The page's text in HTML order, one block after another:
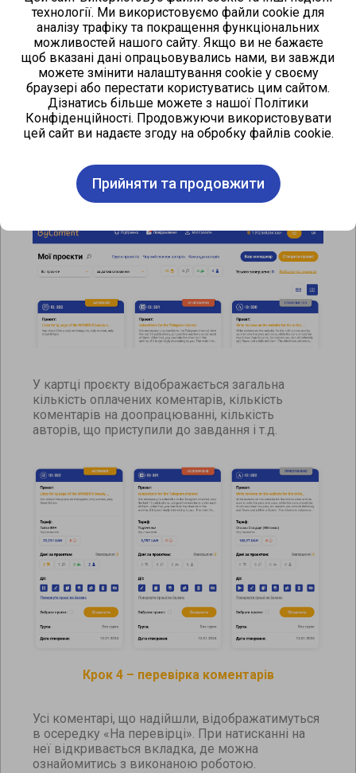
Оплата можлива за умови, що на балансі
достатньо коштів. Поповнити баланс можна
через розділ «Фінанси».
Крок 3 – управління проєктами
Розділ «Мої проєкти» дозволяє стежити за
процесом виконання кожного завдання,
видаляти їх. Для зручності кожен статус проєкту
має власний колірний індикатор.
У картці проєкту відображається загальна
кількість оплачених коментарів, кількість
коментарів на доопрацюванні, кількість
авторів, що приступили до завдання і т.д.
Крок 4 – перевірка коментарів
Усі коментарі, що надійшли, відображатимуться
в осередку «На перевірці». При натисканні на
неї відкривається вкладка, де можна
ознайомитись з виконаною роботою.
технології. Ми використовуємо файли cookie для
аналізу трафіку та покращення функціональних
можливостей нашого сайту. Якщо ви не бажаєте
щоб вказані дані опрацьовувались нами, ви завжди
можете змінити налаштування cookie у своєму
браузері або перестати користуватись цим сайтом.
Дізнатись більше можете з нашої Політики
Конфіденційності. Продовжуючи використовувати
цей сайт ви надаєте згоду на обробку файлів cookie.
Прийняти та продовжити